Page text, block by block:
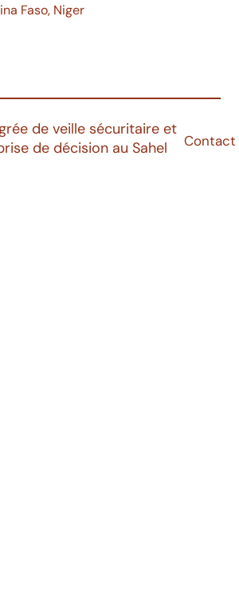
Faso, Niger
de veille sécuritaire et
de décision au Sahel
Contact